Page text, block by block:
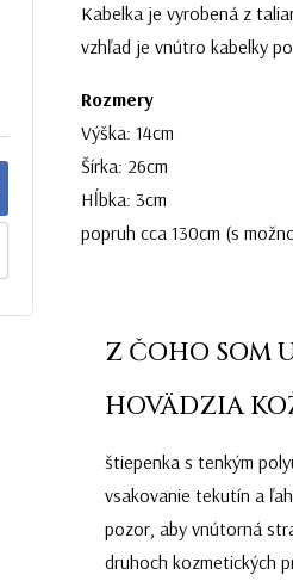
Kabelka je vyrobená z
vzhľad je vnútro kabelky
Rozmery
Výška: 14cm
Šírka: 26cm
Hĺbka: 3cm
popruh cca 130cm (s
Z ČOHO SOM
HOVÄDZIA
štiepenka s tenkým
vsakovanie tekutín a
pozor, aby vnútorná
druhoch kozmetických